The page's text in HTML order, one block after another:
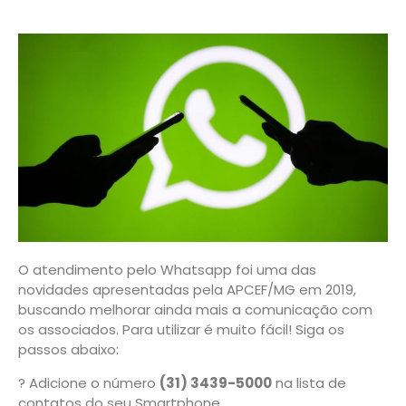
O atendimento pelo Whatsapp foi uma das
novidades apresentadas pela APCEF/MG em 2019,
buscando melhorar ainda mais a comunicação com
os associados. Para utilizar é muito fácil! Siga os
passos abaixo:
? Adicione o número (31) 3439-5000na lista de